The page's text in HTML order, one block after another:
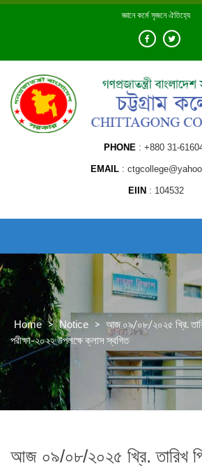
Skip
জ্ঞানে কর্মে সৃজনে ঐতিহ্যে
PHONE +880 31-
EMAIL
EIIN 104532
Home > Notice > আজ ০৯/০৮/২০২৫ খ্রি. তারিখ
পরীক্ষা-২০২২ উপলক্ষে ক্লাস স্থগিত
আজ ০৯/০৮/২০২৫ খ্রি. তারিখ